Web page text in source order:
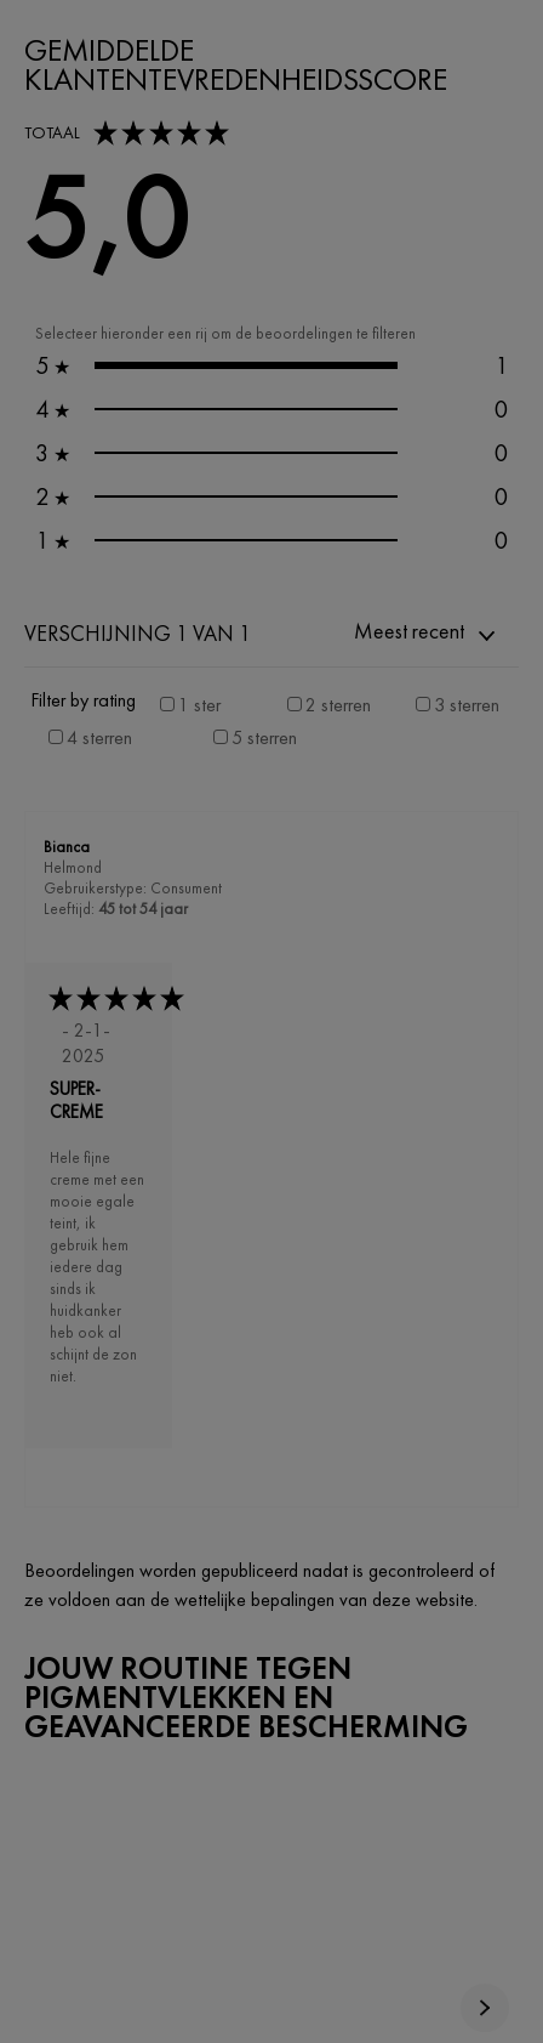
Selecteer hieronder een rij om de beoordelingen te filteren
5 ★
1
4 ★
0
3 ★
0
2 ★
0
1 ★ 0
GEMIDDELDE
KLANTENTEVREDENHEIDSSCORE
TOTAAL
5,0 out of 5 stars
5,0
VERSCHIJNING 1 VAN 1 Meest recent
Filter by rating 1 ster 2 sterren
3 sterren
4 sterren
5 sterren
Bianca
Helmond
Gebruikerstype: Consument
Leeftijd: 45 tot 54 jaar
- 2-1-
2025
SUPER-
CREME
Hele fijne
creme met een
mooie egale
teint, ik
gebruik hem
iedere dag
sinds ik
huidkanker
heb ook al
schijnt de zon
niet.
Beoordelingen worden gepubliceerd nadat is gecontroleerd of
ze voldoen aan de wettelijke bepalingen van deze website.
JOUW ROUTINE TEGEN
PIGMENTVLEKKEN EN
GEAVANCEERDE BESCHERMING